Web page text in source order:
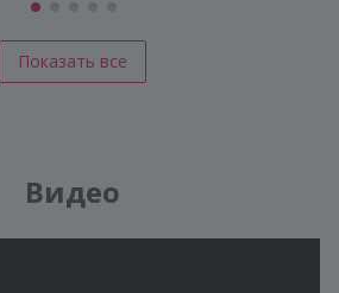
Показать все
Видео